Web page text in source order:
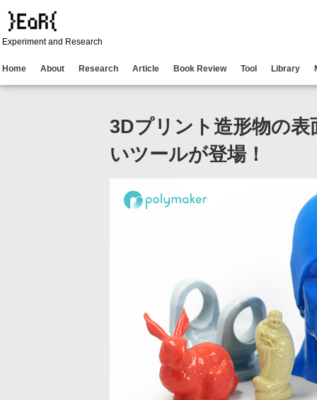
Experiment and Research
Home About Research Article Book Review Tool Library
3Dプリント造形物の
いツールが登場！